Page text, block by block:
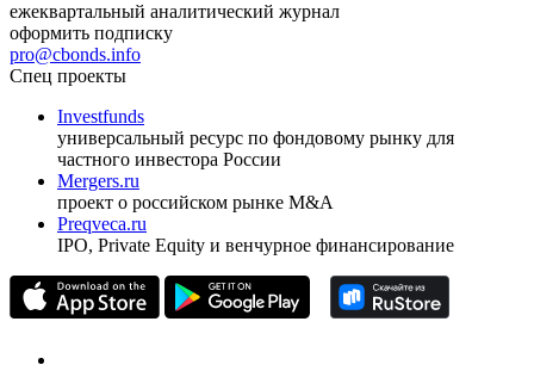
ежеквартальный аналитический журнал
оформить подписку
pro@cbonds.info
Спец проекты
Investfunds
универсальный ресурс по фондовому рынку для
частного инвестора России
Mergers.ru
проект о российском рынке M&A
Preqveca.ru
IPO, Private Equity и венчурное финансирование